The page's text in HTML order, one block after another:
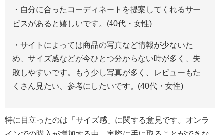
・自分に合ったコーディネートを提案してくれるサー
ビスがあると嬉しいです。(40代・女性)
・サイトによっては商品の写真など情報が少ないた
め、サイズ感などが今ひとつ分からない時が多く、失
敗しやすいです。もう少し写真が多く、レビューもた
くさん見たい、参考にしたいです。(40代・女性)
特に目立ったのは「サイズ感」に関する意見です。オンラ